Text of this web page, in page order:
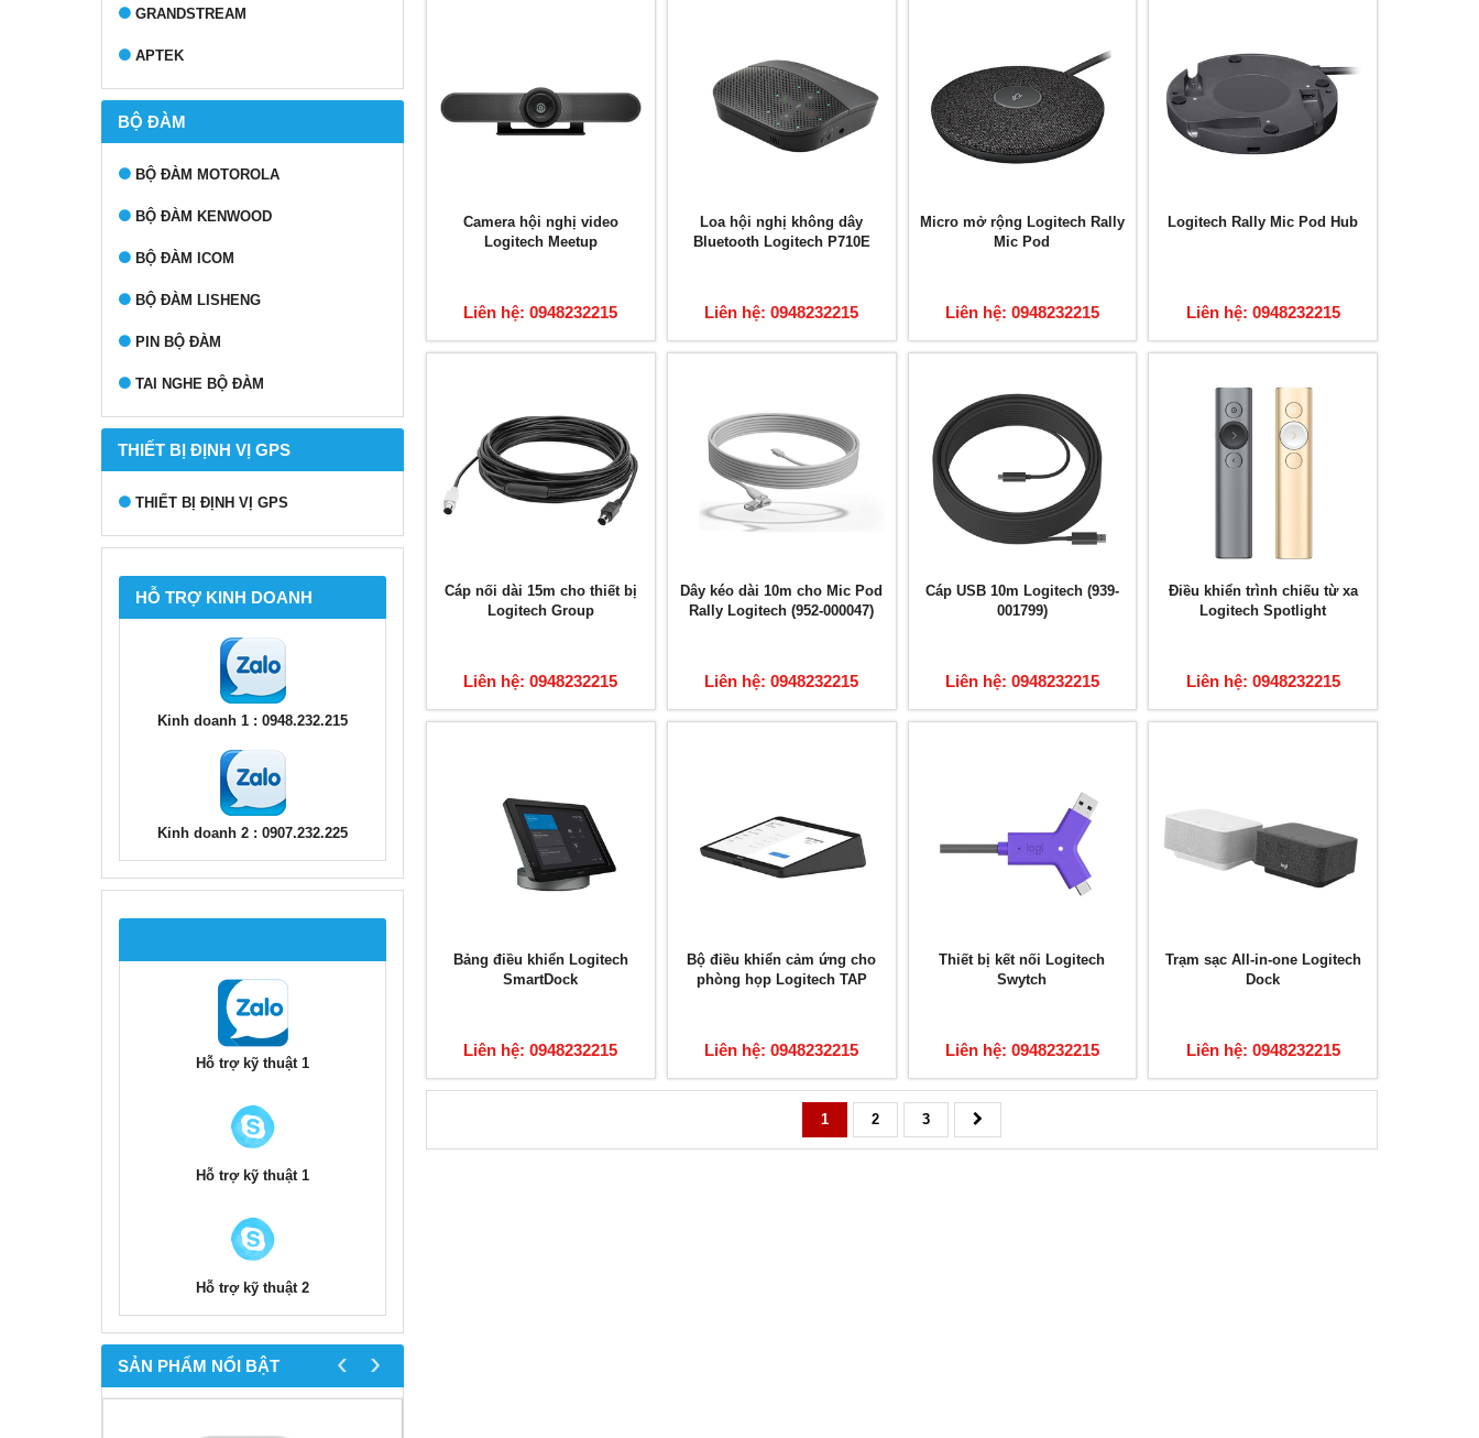
GRANDSTREAM
APTEK
BỘ ĐÀM
BỘ ĐÀM MOTOROLA
BỘ ĐÀM KENWOOD
BỘ ĐÀM ICOM
BỘ ĐÀM LISHENG
PIN BỘ ĐÀM
TAI NGHE BỘ ĐÀM
THIẾT BỊ ĐỊNH VỊ GPS
THIẾT BỊ ĐỊNH VỊ GPS
HỖ TRỢ KINH DOANH
Kinh doanh 1 : 0948.232.215
Kinh doanh 2 : 0907.232.225
Hỗ trợ kỹ thuật 1
Hỗ trợ kỹ thuật 1
Hỗ trợ kỹ thuật 2
SẢN PHẨM NỔI BẬT ‹ ›
Camera hội nghị video
Logitech Meetup
Liên hệ: 0948232215
Loa hội nghị không dây
Bluetooth Logitech P710E
Liên hệ: 0948232215
Micro mở rộng Logitech Rally
Mic Pod
Liên hệ: 0948232215
Logitech Rally Mic Pod Hub
Liên hệ: 0948232215
Cáp nối dài 15m cho thiết bị
Logitech Group
Liên hệ: 0948232215
Dây kéo dài 10m cho Mic Pod
Rally Logitech (952-000047)
Liên hệ: 0948232215
Cáp USB 10m Logitech (939-
001799)
Liên hệ: 0948232215
Điều khiển trình chiếu từ xa
Logitech Spotlight
Liên hệ: 0948232215
Bảng điều khiển Logitech
SmartDock
Liên hệ: 0948232215
Bộ điều khiển cảm ứng cho
phòng họp Logitech TAP
Liên hệ: 0948232215
Thiết bị kết nối Logitech
Swytch
Liên hệ: 0948232215
Trạm sạc All-in-one Logitech
Dock
Liên hệ: 0948232215
1 2 3